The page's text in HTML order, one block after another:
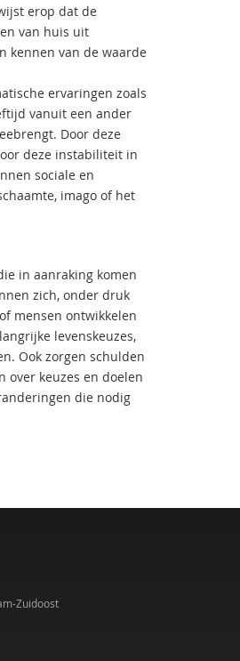
erop dat de
van huis uit
kennen van de waarde
ervaringen zoals
vanuit een ander
Door deze
deze instabiliteit in
sociale en
imago of het
in aanraking komen
zich, onder druk
mensen ontwikkelen
levenskeuzes,
Ook zorgen schulden
keuzes en doelen
die nodig
Zuidoost